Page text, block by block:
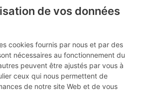
de vos données
cookies fournis par nous et par des
nécessaires au fonctionnement du
peuvent être ajustés par vous à
ceux qui nous permettent de
de notre site Web et de vous